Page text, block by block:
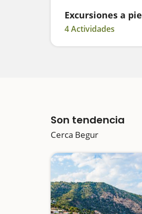
Excursiones a pie
4 Actividades
Son tendencia
Cerca Begur